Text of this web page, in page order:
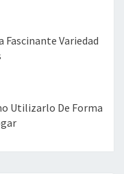
Fascinante Variedad
Utilizarlo De Forma